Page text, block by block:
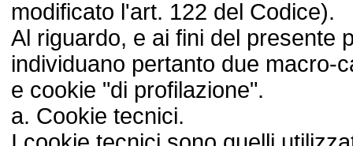
modificato l'art. 122 del Codice).
Al riguardo, e ai fini del presente
individuano pertanto due macro-
e cookie "di profilazione".
a. Cookie tecnici.